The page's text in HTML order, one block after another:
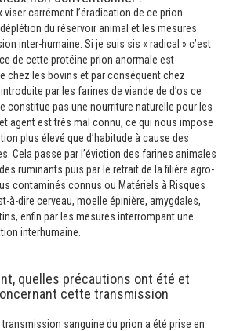
viser carrément l’éradication de ce prion
du réservoir animal et les mesures
inter-humaine. Si je suis sis « radical » c’est
de cette protéine prion anormale est
chez les bovins et par conséquent chez
par les farines de viande de d’os ce
constitue pas une nourriture naturelle pour les
agent est très mal connu, ce qui nous impose
plus élevé que d’habitude à cause des
Cela passe par l’éviction des farines animales
ruminants puis par le retrait de la filière agro-
contaminés connus ou Matériels à Risques
à-dire cerveau, moelle épinière, amygdales,
enfin par les mesures interrompant une
interhumaine.
quelles précautions ont été et
cette transmission
transmission sanguine du prion a été prise en